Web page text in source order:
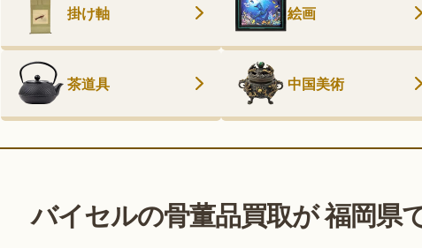
掛け軸 絵画
茶道具 中国美術
バイセルの骨董品買取が福岡県